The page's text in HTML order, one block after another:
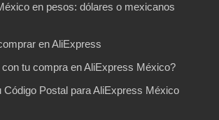
en pesos: dólares o mexicanos
en AliExpress
tu compra en AliExpress México?
Código Postal para AliExpress México